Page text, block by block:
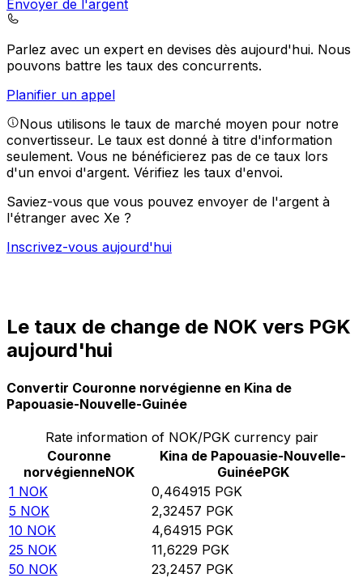
Envoyer de l'argent
Parlez avec un expert en devises dès aujourd'hui. Nous
pouvons battre les taux des concurrents.
Planifier un appel
Nous utilisons le taux de marché moyen pour notre
convertisseur. Le taux est donné à titre d'information
seulement. Vous ne bénéficierez pas de ce taux lors
d'un envoi d'argent. Vérifiez les taux d'envoi.
Saviez-vous que vous pouvez envoyer de l'argent à
l'étranger avec Xe ?
Inscrivez-vous aujourd'hui
Le taux de change de NOK vers PGK
aujourd'hui
Convertir Couronne norvégienne en Kina de
Papouasie-Nouvelle-Guinée
Rate information of NOK/PGK currency pair
Couronne
norvégienneNOK
Kina de Papouasie-Nouvelle-
GuinéePGK
1 NOK 0,464915 PGK
5 NOK 2,32457 PGK
10 NOK 4,64915 PGK
25 NOK 11,6229 PGK
50 NOK 23,2457 PGK